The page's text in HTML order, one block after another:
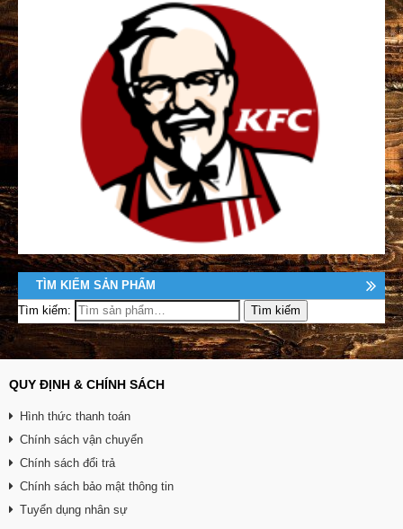
TÌM KIẾM SẢN PHẨM
Tìm kiếm:
QUY ĐỊNH & CHÍNH SÁCH
Hình thức thanh toán
Chính sách vận chuyển
Chính sách đổi trả
Chính sách bảo mật thông tin
Tuyển dụng nhân sự